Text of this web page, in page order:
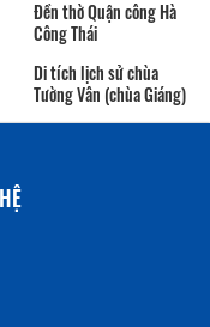
Công Thái
Tường Vân (chùa Giáng)